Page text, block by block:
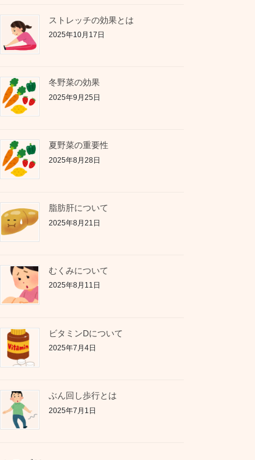
ストレッチの効果とは
2025年10月17日
冬野菜の効果
2025年9月25日
夏野菜の重要性
2025年8月28日
脂肪肝について
2025年8月21日
むくみについて
2025年8月11日
ビタミンDについて
2025年7月4日
ぶん回し歩行とは
2025年7月1日